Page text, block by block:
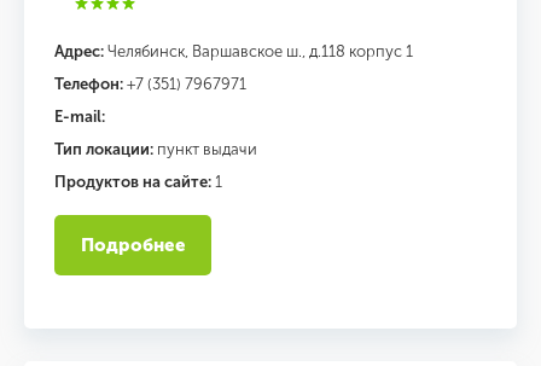
Адрес: Челябинск, Варшавское ш., д.118 корпус 1
Телефон: +7 (351) 7967971
E-mail:
Тип локации: пункт выдачи
Продуктов на сайте: 1
Подробнее